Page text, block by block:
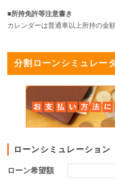
■所持免許等注意書き
カレンダーは普通車以上所持の金
分割ローンシミュレー
ローンシミュレーション
ローン希望額